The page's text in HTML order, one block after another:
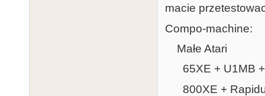
macie
Compo-machine:
Małe Atari
65XE + U1MB +
800XE +